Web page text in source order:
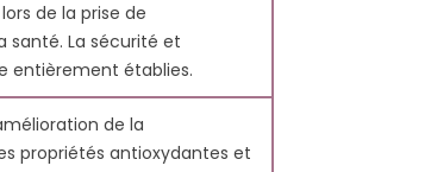
de la prise de
santé. La sécurité et
entièrement établies.
de la
propriétés antioxydantes et